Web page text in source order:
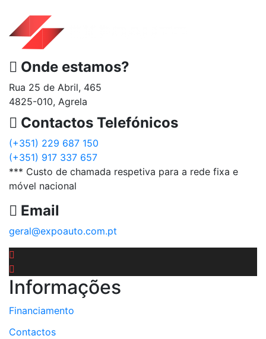
Onde estamos?
Rua 25 de Abril, 465
4825-010, Agrela
Contactos Telefónicos
(+351) 229 687 150
(+351) 917 337 657
*** Custo de chamada respetiva para a rede fixa e
móvel nacional
Email
geral@expoauto.com.pt
Informações
Financiamento
Contactos